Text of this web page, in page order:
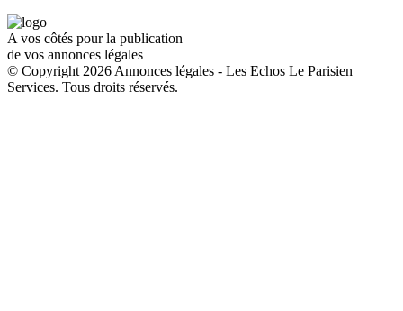
A vos côtés pour la publication
de vos annonces légales
© Copyright 2026 Annonces légales - Les Echos Le Parisien
Services. Tous droits réservés.